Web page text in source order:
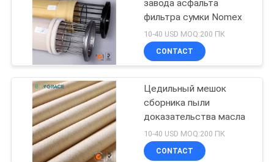
завода асфальта
фильтра сумки Nomex
10-40 USD MOQ:200 ПК
CONTACT
Цедильный мешок
сборника пыли
доказательства масла
10-40 USD MOQ:200 ПК
CONTACT